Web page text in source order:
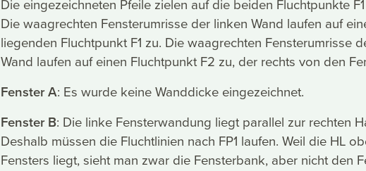
Die eingezeichneten Pfeile zielen auf die beiden Fluchtpunkte
Die waagrechten Fensterumrisse der linken Wand laufen auf
liegenden Fluchtpunkt F1 zu. Die waagrechten Fensterumrisse
Wand laufen auf einen Fluchtpunkt F2 zu, der rechts von den
Fenster A: Es wurde keine Wanddicke eingezeichnet.
Fenster B: Die linke Fensterwandung liegt parallel zur rechten
Deshalb müssen die Fluchtlinien nach FP1 laufen. Weil die HL
Fensters liegt, sieht man zwar die Fensterbank, aber nicht den